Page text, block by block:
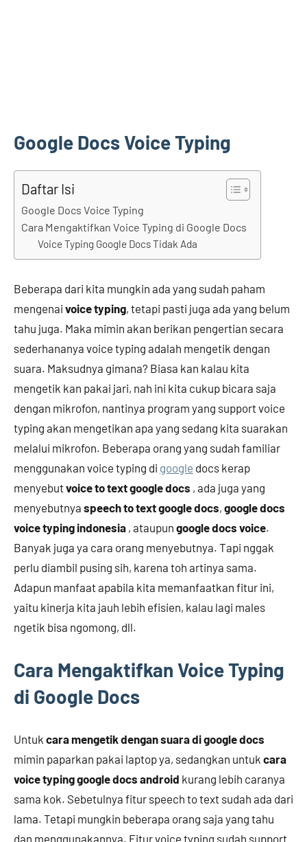
Google Docs Voice Typing
Daftar Isi
Google Docs Voice Typing
Cara Mengaktifkan Voice Typing di Google Docs
Voice Typing Google Docs Tidak Ada
Beberapa dari kita mungkin ada yang sudah paham
mengenai voice typing, tetapi pasti juga ada yang belum
tahu juga. Maka mimin akan berikan pengertian secara
sederhananya voice typing adalah mengetik dengan
suara. Maksudnya gimana? Biasa kan kalau kita
mengetik kan pakai jari, nah ini kita cukup bicara saja
dengan mikrofon, nantinya program yang support voice
typing akan mengetikan apa yang sedang kita suarakan
melalui mikrofon. Beberapa orang yang sudah familiar
menggunakan voice typing di google docs kerap
menyebutvoice to text google docs , ada juga yang
menyebutnya speech to text google docs, google docs
voice typing indonesia , ataupun google docs voice.
Banyak juga ya cara orang menyebutnya. Tapi nggak
perlu diambil pusing sih, karena toh artinya sama.
Adapun manfaat apabila kita memanfaatkan fitur ini,
yaitu kinerja kita jauh lebih efisien, kalau lagi males
ngetik bisa ngomong, dll.
Cara Mengaktifkan Voice Typing
di Google Docs
Untuk cara mengetik dengan suara di google docs
mimin paparkan pakai laptop ya, sedangkan untuk cara
voice typing google docs android kurang lebih caranya
sama kok. Sebetulnya fitur speech to text sudah ada dari
lama. Tetapi mungkin beberapa orang saja yang tahu
dan menggunakannya. Fitur voice typing sudah support